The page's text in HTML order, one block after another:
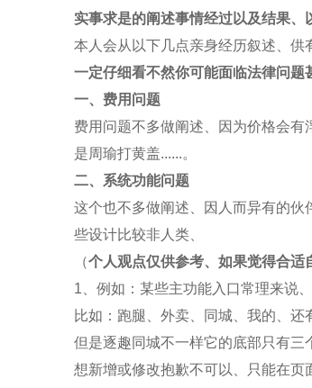
实事求是的阐述事情经过以及结果、
本人会从以下几点亲身经历叙述、供
一定仔细看不然你可能面临法律问题
一、费用问题
费用问题不多做阐述、因为价格会有
是周瑜打黄盖......。
二、系统功能问题
这个也不多做阐述、因人而异有的
些设计比较非人类、
（个人观点仅供参考、如果觉得合
1 、例如：某些主功能入口常理来说
比如：跑腿、外卖、同城、我的、还
但是逐趣同城不一样它的底部只有三
想新增或修改抱歉不可以、只能在页